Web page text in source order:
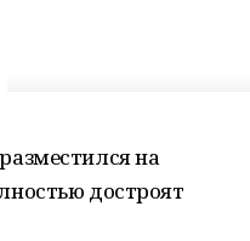
на
достроят